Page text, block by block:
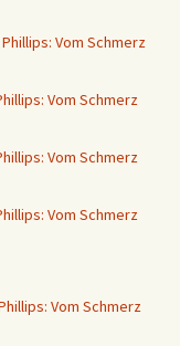
Vom Schmerz
Vom Schmerz
Vom Schmerz
Vom Schmerz
Vom Schmerz